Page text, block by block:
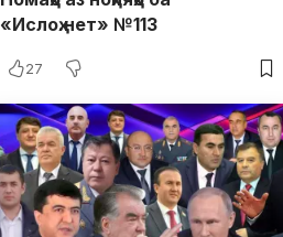
«Ислоҳ.нет» №113
27